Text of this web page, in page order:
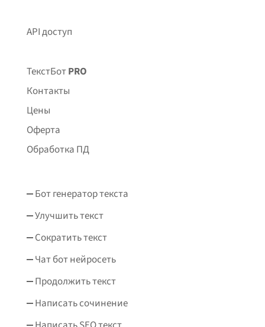
API доступ
ТекстБотPRO
Контакты
Цены
Оферта
Обработка ПД
Бот генератор текста
Улучшить текст
Сократить текст
Чат бот нейросеть
Продолжить текст
Написать сочинение